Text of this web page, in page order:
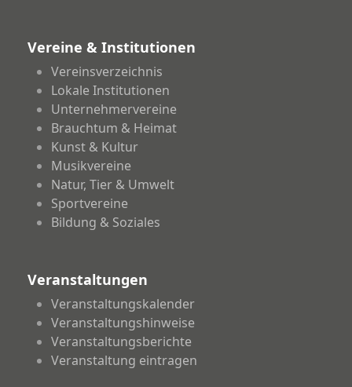
Vereine & Institutionen
Vereinsverzeichnis
Lokale Institutionen
Unternehmervereine
Brauchtum & Heimat
Kunst & Kultur
Musikvereine
Natur, Tier & Umwelt
Sportvereine
Bildung & Soziales
Veranstaltungen
Veranstaltungskalender
Veranstaltungshinweise
Veranstaltungsberichte
Veranstaltung eintragen